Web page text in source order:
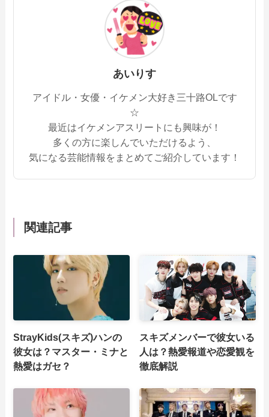
あいりす
アイドル・女優・イケメン大好き三十路OLです
☆
最近はイケメンアスリートにも興味が！
多くの方に楽しんでいただけるよう、
気になる芸能情報をまとめてご紹介しています！
関連記事
StrayKids(スキズ)ハンの
彼女は？マスター・ミナと
熱愛はガセ？
スキズメンバーで彼女いる
人は？熱愛報道や恋愛観を
徹底解説